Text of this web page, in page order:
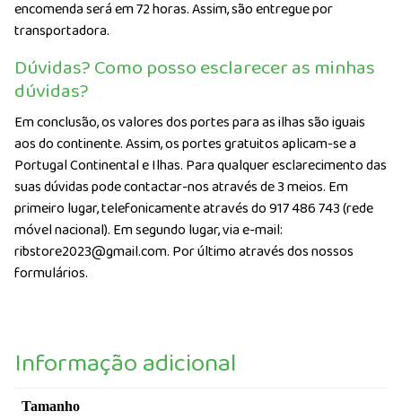
encomenda será em 72 horas. Assim, são entregue por
transportadora.
Dúvidas? Como posso esclarecer as minhas
dúvidas?
Em conclusão, os valores dos portes para as ilhas são iguais
aos do continente. Assim, os portes gratuitos aplicam-se a
Portugal Continental e Ilhas. Para qualquer esclarecimento das
suas dúvidas pode contactar-nos através de 3 meios. Em
primeiro lugar, telefonicamente através do 917 486 743 (rede
móvel nacional). Em segundo lugar, via e-mail:
ribstore2023@gmail.com. Por último através dos nossos
formulários.
Informação adicional
Tamanho